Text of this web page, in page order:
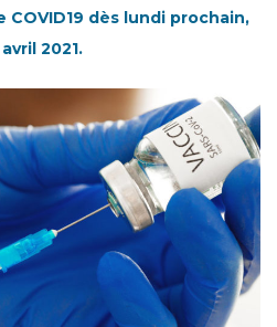
dès lundi prochain,
2021.